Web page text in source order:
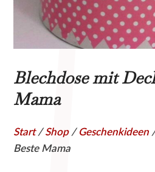
Blechdose mit
Mama
Start/Shop/Geschenkideen
Beste Mama